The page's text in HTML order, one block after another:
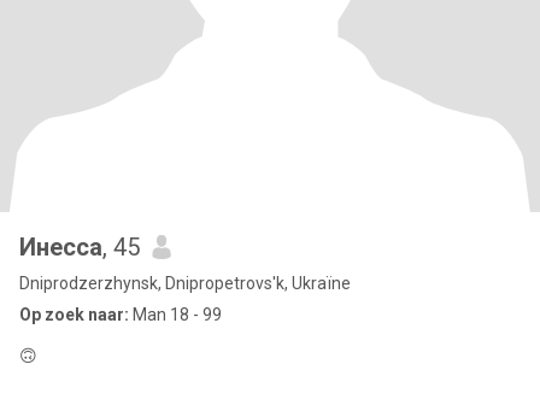
Инесса, 45
Dniprodzerzhynsk, Dnipropetrovs'k, Ukraïne
Op zoek naar: Man 18 - 99
🙃